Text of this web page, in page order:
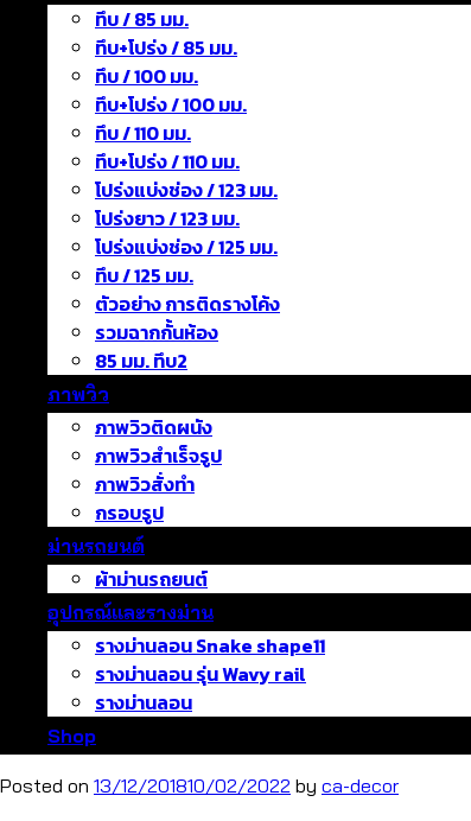
ทึบ / 85 มม.
ทึบ+โปร่ง / 85 มม.
ทึบ / 100 มม.
ทึบ+โปร่ง / 100 มม.
ทึบ / 110 มม.
ทึบ+โปร่ง / 110 มม.
โปร่งแบ่งช่อง / 123 มม.
โปร่งยาว / 123 มม.
โปร่งแบ่งช่อง / 125 มม.
ทึบ / 125 มม.
ตัวอย่าง การติดรางโค้ง
รวมฉากกั้นห้อง
85 มม. ทึบ2
ภาพวิว
ภาพวิวติดผนัง
ภาพวิวสำเร็จรูป
ภาพวิวสั่งทำ
กรอบรูป
ม่านรถยนต์
ผ้าม่านรถยนต์
อุปกรณ์และรางม่าน
รางม่านลอน Snake shape11
รางม่านลอน รุ่น Wavy rail
รางม่านลอน
Shop
Posted on 13/12/201810/02/2022 by ca-decor